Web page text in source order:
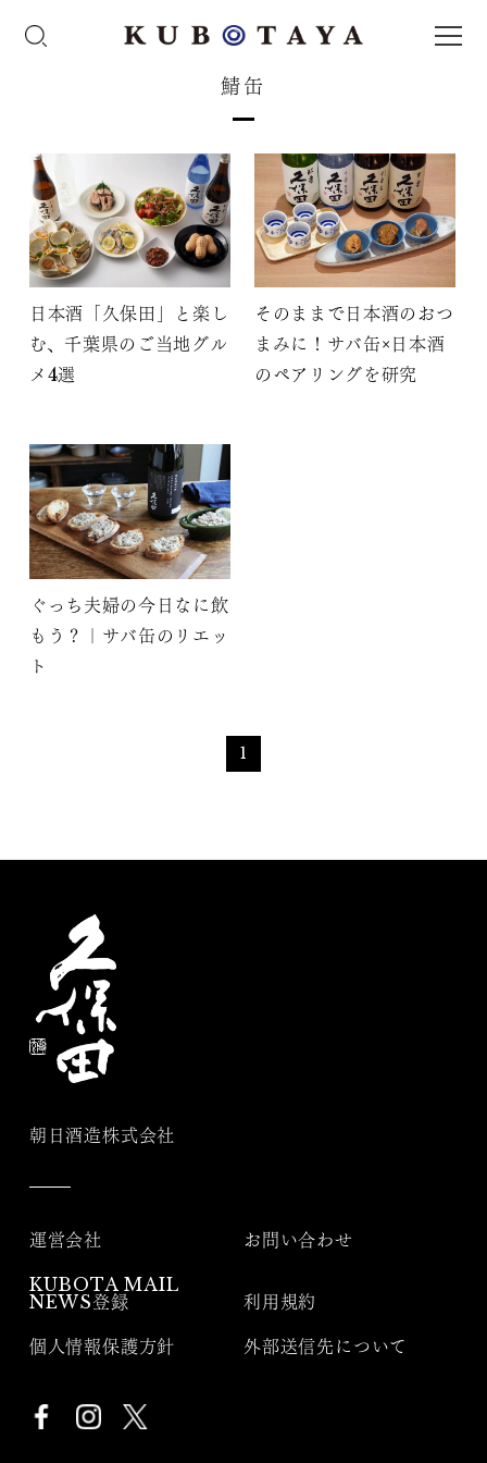
鯖缶
日本酒「久保田」と楽し
む、千葉県のご当地グル
メ4選
そのままで日本酒のおつ
まみに！サバ缶×日本酒
のペアリングを研究
ぐっち夫婦の今日なに飲
もう？｜サバ缶のリエッ
ト
1
朝日酒造株式会社
運営会社 お問い合わせ
KUBOTA MAIL
NEWS登録
利用規約
個人情報保護方針 外部送信先について